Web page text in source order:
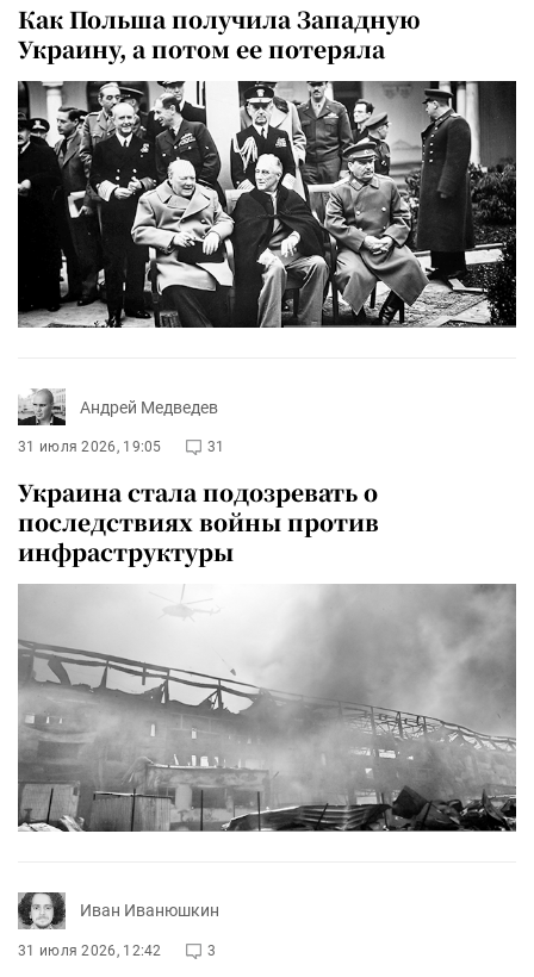
Как Польша получила Западную
Украину, а потом ее потеряла
Андрей Медведев
31 июля 2026, 19:05 31
Украина стала подозревать о
последствиях войны против
инфраструктуры
Иван Иванюшкин
31 июля 2026, 12:42 3